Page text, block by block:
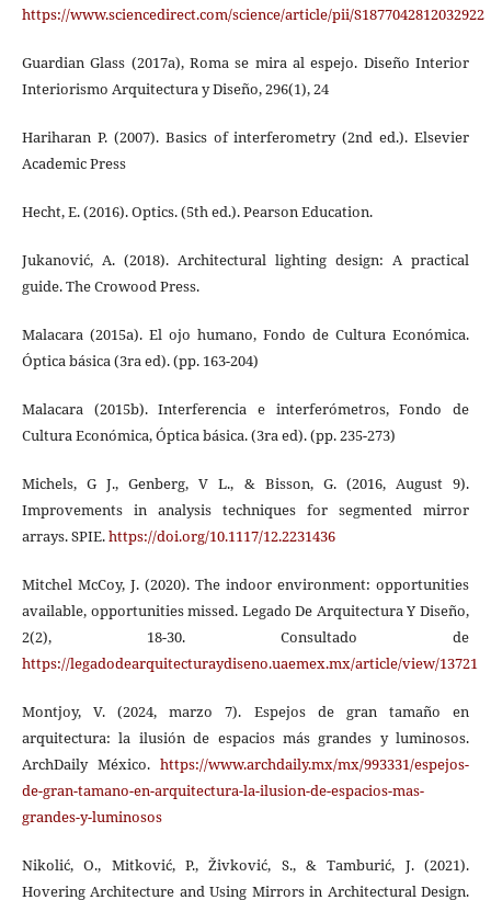
https://www.sciencedirect.com/science/article/pii/S1877042812032922
Guardian Glass (2017a), Roma se mira al espejo. Diseño Interior
Interiorismo Arquitectura y Diseño, 296(1), 24
Hariharan P. (2007). Basics of interferometry (2nd ed.). Elsevier
Academic Press
Hecht, E. (2016). Optics. (5th ed.). Pearson Education.
Jukanović, A. (2018). Architectural lighting design: A practical
guide. The Crowood Press.
Malacara (2015a). El ojo humano, Fondo de Cultura Económica.
Óptica básica (3ra ed). (pp. 163-204)
Malacara (2015b). Interferencia e interferómetros, Fondo de
Cultura Económica, Óptica básica. (3ra ed). (pp. 235-273)
Michels, G J., Genberg, V L., & Bisson, G. (2016, August 9).
Improvements in analysis techniques for segmented mirror
arrays. SPIE.https://doi.org/10.1117/12.2231436
Mitchel McCoy, J. (2020). The indoor environment: opportunities
available, opportunities missed. Legado De Arquitectura Y Diseño,
2(2), 18-30. Consultado de
https://legadodearquitecturaydiseno.uaemex.mx/article/view/13721
Montjoy, V. (2024, marzo 7). Espejos de gran tamaño en
arquitectura: la ilusión de espacios más grandes y luminosos.
ArchDaily México.https://www.archdaily.mx/mx/993331/espejos-
de-gran-tamano-en-arquitectura-la-ilusion-de-espacios-mas-
grandes-y-luminosos
Nikolić, O., Mitković, P., Živković, S., & Tamburić, J. (2021).
Hovering Architecture and Using Mirrors in Architectural Design.